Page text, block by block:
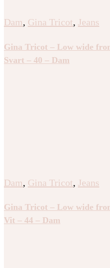
Dam, Gina Tricot, Jeans
Gina Tricot – Low wide
Svart – 40 – Dam
Dam, Gina Tricot, Jeans
Gina Tricot – Low wide
Vit – 44 – Dam